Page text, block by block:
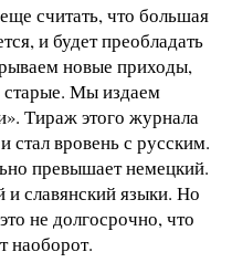
считать, что большая
и будет преобладать
новые приходы,
старые. Мы издаем
Тираж этого журнала
стал вровень с русским.
превышает немецкий.
славянский языки. Но
не долгосрочно, что
наоборот.